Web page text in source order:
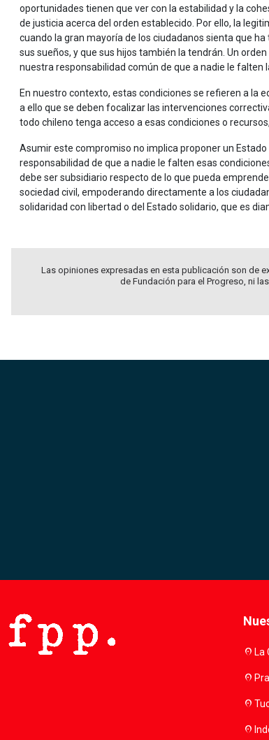
oportunidades tienen que ver con la estabilidad y la
de justicia acerca del orden establecido. Por ello, la
cuando la gran mayoría de los ciudadanos sienta que
sus sueños, y que sus hijos también la tendrán. Un
nuestra responsabilidad común de que a nadie le falten
En nuestro contexto, estas condiciones se refieren a la
a ello que se deben focalizar las intervenciones
todo chileno tenga acceso a esas condiciones o
Asumir este compromiso no implica proponer un
responsabilidad de que a nadie le falten esas
debe ser subsidiario respecto de lo que pueda
sociedad civil, empoderando directamente a los
solidaridad con libertad o del Estado solidario, que es
Las opiniones expresadas en esta publicación son de
de Fundación para el Progreso, ni
location_on La
location_on
location_on
location_on